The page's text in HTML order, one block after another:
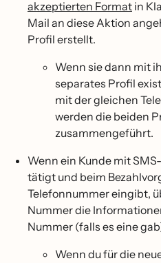
akzeptierten Format in
Mail an diese Aktion
Profil erstellt.
Wenn sie dann mit
separates Profil
mit der gleichen
werden die beiden
zusammengeführt.
Wenn ein Kunde mit
tätigt und beim
Telefonnummer eingibt,
Nummer die
Nummer (falls es eine
Wenn du für die